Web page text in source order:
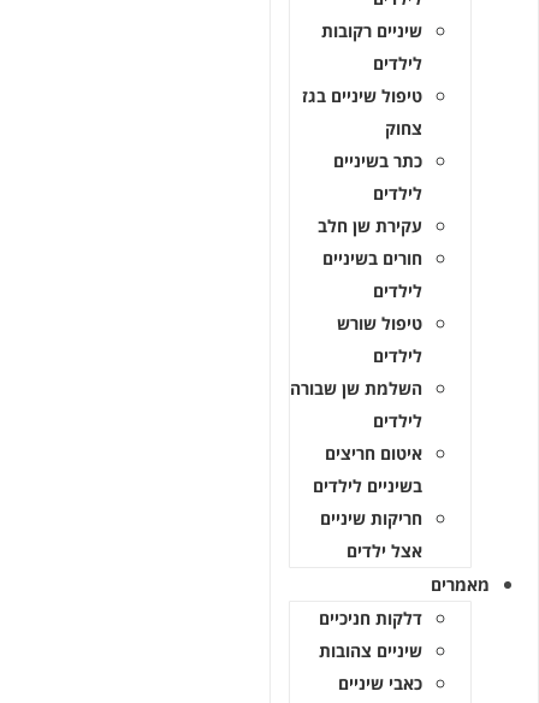
שיניים רקובות
לילדים
טיפול שיניים בגז
צחוק
כתר בשיניים
לילדים
עקירת שן חלב
חורים בשיניים
לילדים
טיפול שורש
לילדים
השלמת שן שבורה
לילדים
איטום חריצים
בשיניים לילדים
חריקות שיניים
אצל ילדים
מאמרים
דלקות חניכיים
שיניים צהובות
כאבי שיניים